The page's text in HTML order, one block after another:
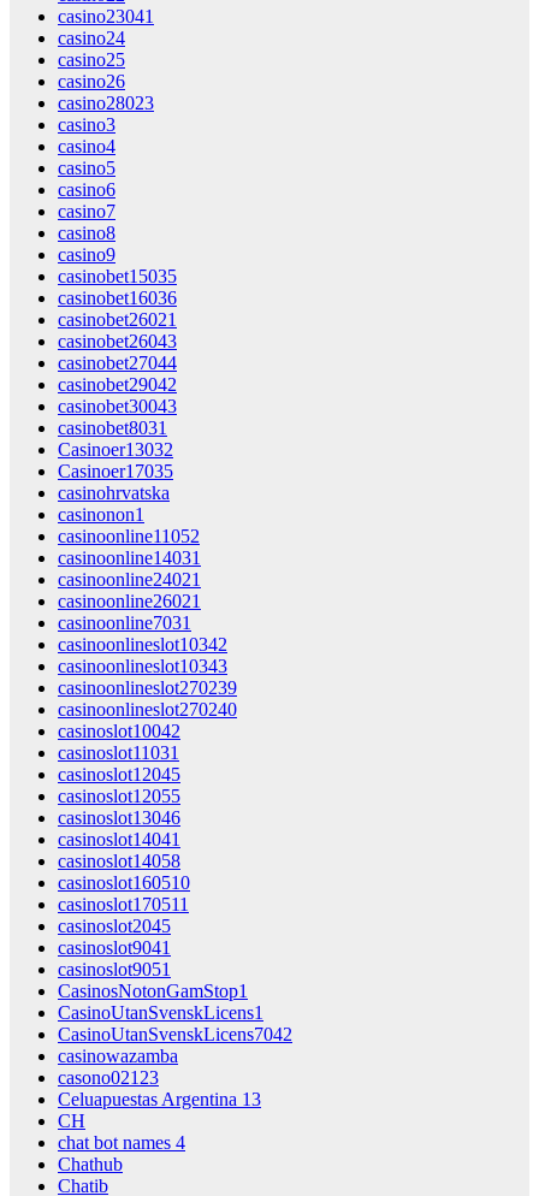
casino23041
casino24
casino25
casino26
casino28023
casino3
casino4
casino5
casino6
casino7
casino8
casino9
casinobet15035
casinobet16036
casinobet26021
casinobet26043
casinobet27044
casinobet29042
casinobet30043
casinobet8031
Casinoer13032
Casinoer17035
casinohrvatska
casinonon1
casinoonline11052
casinoonline14031
casinoonline24021
casinoonline26021
casinoonline7031
casinoonlineslot10342
casinoonlineslot10343
casinoonlineslot270239
casinoonlineslot270240
casinoslot10042
casinoslot11031
casinoslot12045
casinoslot12055
casinoslot13046
casinoslot14041
casinoslot14058
casinoslot160510
casinoslot170511
casinoslot2045
casinoslot9041
casinoslot9051
CasinosNotonGamStop1
CasinoUtanSvenskLicens1
CasinoUtanSvenskLicens7042
casinowazamba
casono02123
Celuapuestas Argentina 13
CH
chat bot names 4
Chathub
Chatib